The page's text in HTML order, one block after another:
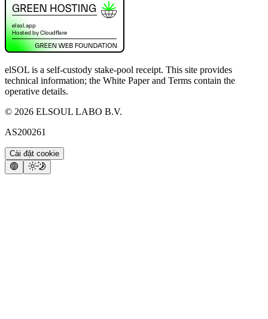
elSOL is a self-custody stake-pool receipt. This site provides
technical information; the White Paper and Terms contain the
operative details.
© 2026 ELSOUL LABO B.V.
AS200261
Cài đặt cookie